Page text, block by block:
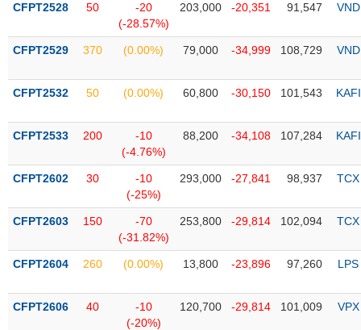
thái
phiếu
mô
thị
Niêm
Niêm
mới
yết
CFPT2528 50
-20
(-28.57%)
203,000 -20,351 91,547 VND
CFPT2529 370 (0.00%) 79,000 -34,999 108,729 VND
CFPT2532 50 (0.00%) 60,800 -30,150 101,543 KAFI
CFPT2533 200
-10
(-4.76%)
88,200 -34,108 107,284 KAFI
CFPT2602 30
-10
(-25%)
293,000 -27,841 98,937 TCX
CFPT2603 150
-70
(-31.82%)
253,800 -29,814 102,094 TCX
CFPT2604 260 (0.00%) 13,800 -23,896 97,260 LPS
CFPT2606 40
-10
(-20%)
120,700 -29,814 101,009 VPX
NGÀNH
DOANH
NGHIỆP
PHIẾU
PHÁI